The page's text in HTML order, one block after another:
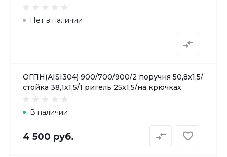
Нет в наличии
ОГПН(AISI304) 900/700/900/2 поручня 50,8х1,5/
стойка 38,1х1,5/1 ригель 25х1,5/на крючках
В наличии
4 500 руб.